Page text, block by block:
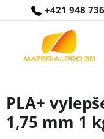
+421 948
PLA+
1,75 mm 1